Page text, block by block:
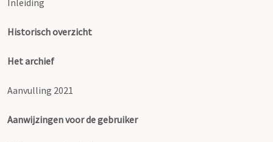
Inleiding
Historisch overzicht
Het archief
Aanvulling 2021
Aanwijzingen voor de gebruiker